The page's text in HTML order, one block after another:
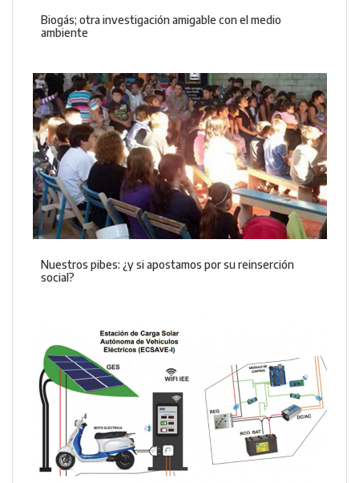
Biogás; otra investigación amigable con el medio
ambiente
Nuestros pibes: ¿y si apostamos por su reinserción
social?